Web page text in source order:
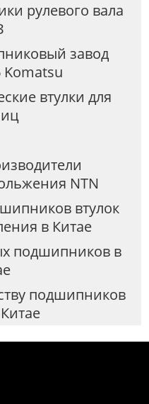
рулевого вала
завод
Komatsu
втулки для
NTN
втулок
в Китае
подшипников в
подшипников